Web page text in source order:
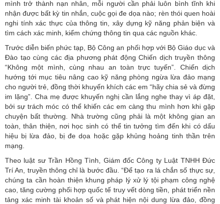
mình trở thành nạn nhân, mỗi người cần phải luôn bình tĩnh khi
nhận được bất kỳ tin nhắn, cuộc gọi đe dọa nào; rèn thói quen hoài
nghi tính xác thực của thông tin, xây dựng kỹ năng phản biện và
tìm cách xác minh, kiểm chứng thông tin qua các nguồn khác.
Trước diễn biến phức tạp, Bộ Công an phối hợp với Bộ Giáo dục và
Đào tạo cùng các địa phương phát động Chiến dịch truyền thông
“Không một mình, cùng nhau an toàn trực tuyến”. Chiến dịch
hướng tới mục tiêu nâng cao kỹ năng phòng ngừa lừa đảo mạng
cho người trẻ, đồng thời khuyến khích các em “hãy chia sẻ và đừng
im lặng”. Cha mẹ được khuyến nghị cần lắng nghe thay vì áp đặt,
bởi sự trách móc có thể khiến các em càng thu mình hơn khi gặp
chuyện bất thường. Nhà trường cũng phải là một không gian an
toàn, thân thiện, nơi học sinh có thể tin tưởng tìm đến khi có dấu
hiệu bị lừa đảo, bị đe dọa hoặc gặp khủng hoảng tinh thần trên
mạng.
Theo luật sư Trần Hồng Tình, Giám đốc Công ty Luật TNHH Đức
Trí An, truyền thông chỉ là bước đầu. “Để tạo ra lá chắn số thực sự,
chúng ta cần hoàn thiện khung pháp lý xử lý tội phạm công nghệ
cao, tăng cường phối hợp quốc tế truy vết dòng tiền, phát triển nền
tảng xác minh tài khoản số và phát hiện nội dung lừa đảo, đồng